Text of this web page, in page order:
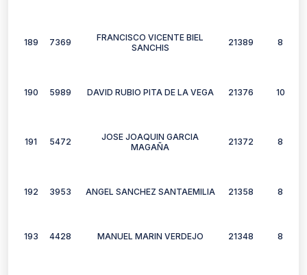
189 7369
FRANCISCO VICENTE BIEL
SANCHIS
21389 8
190 5989 DAVID RUBIO PITA DE LA VEGA 21376 10
191 5472
JOSE JOAQUIN GARCIA
MAGAÑA
21372 8
192 3953 ANGEL SANCHEZ SANTAEMILIA 21358 8
193 4428 MANUEL MARIN VERDEJO 21348 8